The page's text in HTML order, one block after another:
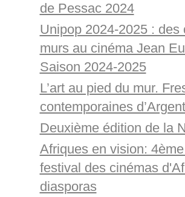
de Pessac 2024
Unipop 2024-2025 : des
murs au cinéma Jean
Saison 2024-2025
L’art au pied du mur.
contemporaines
Deuxième édition de la
Afriques en vision:
festival des cinémas
diasporas